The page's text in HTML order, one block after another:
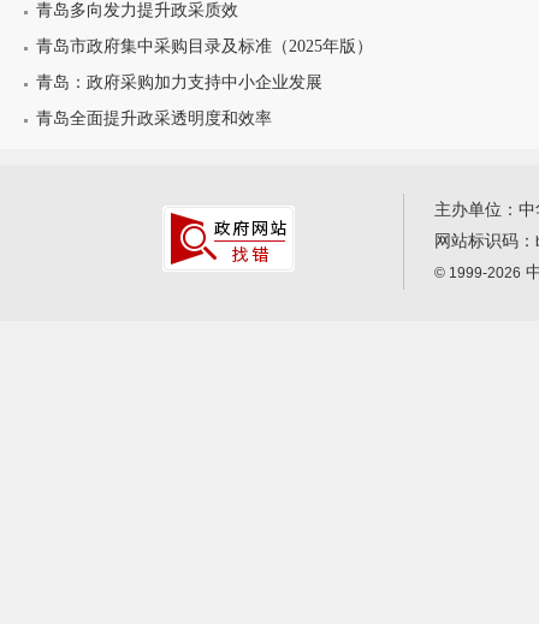
青岛多向发力提升政采质效
青岛市政府集中采购目录及标准（2025年版）
青岛：政府采购加力支持中小企业发展
青岛全面提升政采透明度和效率
主办单位：
网站标识码：
© 1999-2026